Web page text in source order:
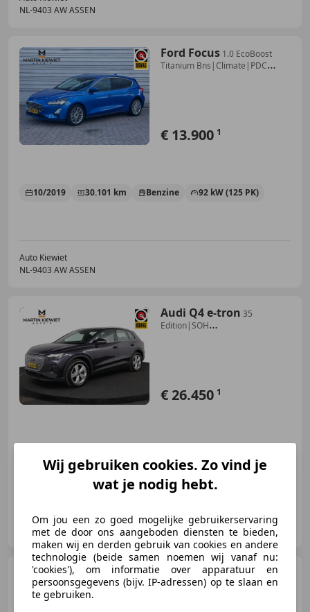
NL-9403 AW ASSEN
Ford Focus 1.0 EcoBoost
Titanium Bns|Climate|PDC
€ 13.900 1
10/2019 30.101 km Benzine 92 kW (125 PK)
Auto Kiewiet
NL-9403 AW ASSEN
Audi Q4 e-tron 35
Edition|SOH
€ 26.450 1
Auto Kiewiet
NL-9403 AW ASSEN
Hyundai TUCSON
1.6 GDi
Wij gebruiken cookies. Zo vind je
wat je nodig hebt.
Om jou een zo goed mogelijke gebruikerservaring
met de door ons aangeboden diensten te bieden,
maken wij en derden gebruik van cookies en andere
technologie (beide samen noemen wij vanaf nu:
'cookies'), om informatie over apparatuur en
persoonsgegevens (bijv. IP-adressen) op te slaan en
te gebruiken.